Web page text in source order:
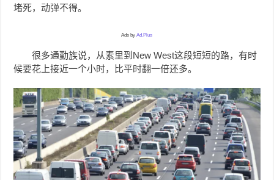
堵死，动弹不得。
Ads byAd.Plus
很多通勤族说，从素里到New West这段短短的路，有时
候要花上接近一个小时，比平时翻一倍还多。